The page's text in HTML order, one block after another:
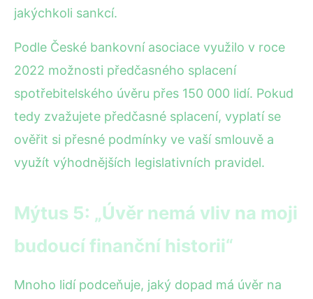
jakýchkoli sankcí.
Podle České bankovní asociace využilo v roce
2022 možnosti předčasného splacení
spotřebitelského úvěru přes 150 000 lidí. Pokud
tedy zvažujete předčasné splacení, vyplatí se
ověřit si přesné podmínky ve vaší smlouvě a
využít výhodnějších legislativních pravidel.
Mýtus 5: „Úvěr nemá vliv na moji
budoucí finanční historii“
Mnoho lidí podceňuje, jaký dopad má úvěr na